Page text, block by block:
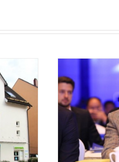
Das sollten
wissen